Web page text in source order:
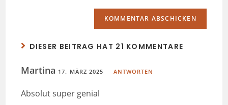
DIESER BEITRAG HAT 21 KOMMENTARE
Martina 17. MÄRZ 2025 ANTWORTEN
Absolut super genial